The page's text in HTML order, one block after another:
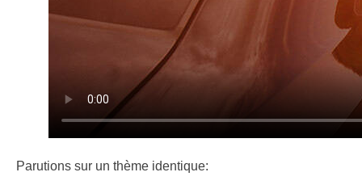
Parutions sur un thème identique: